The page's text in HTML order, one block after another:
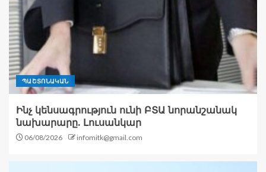
ՊԱՇՏՈՆԱԿԱՆ
Ինչ կենսագրություն ունի ԲՏԱ նորանշանակ
նախարարը. Լուսանկար
06/08/2026 infomitk@gmail.com